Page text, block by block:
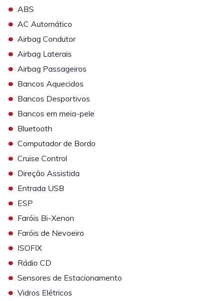
• ABS
• AC Automático
• Airbag Condutor
• Airbag Laterais
• Airbag Passageiros
• Bancos Aquecidos
• Bancos Desportivos
• Bancos em meia-pele
• Bluetooth
• Computador de Bordo
• Cruise Control
• Direção Assistida
• Entrada USB
• ESP
• Faróis Bi-Xenon
• Faróis de Nevoeiro
• ISOFIX
• Rádio CD
• Sensores de Estacionamento
• Vidros Elétricos